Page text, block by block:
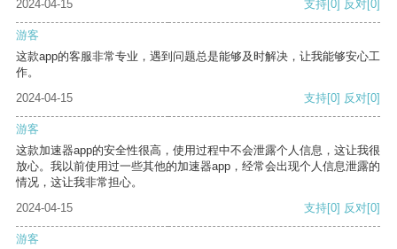
2024-04-15
支持[0] 反对[0]
游客
这款app的客服非常专业，遇到问题总是能够及时解决，让我能够安心工
作。
2024-04-15
支持[0] 反对[0]
游客
这款加速器app的安全性很高，使用过程中不会泄露个人信息，这让我很
放心。我以前使用过一些其他的加速器app，经常会出现个人信息泄露的
情况，这让我非常担心。
2024-04-15
支持[0] 反对[0]
游客